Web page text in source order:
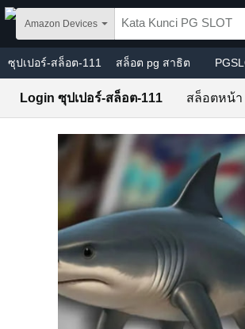
Skip to main content
Amazon Devices
ซุปเปอร์-สล็อต-111 สล็อต pg สาธิต
Login ซุปเปอร์-สล็อต-111 สล็อตหน้า